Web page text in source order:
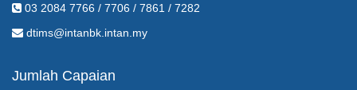
03 2084 7766 / 7706 / 7861 / 7282
dtims@intanbk.intan.my
Jumlah Capaian